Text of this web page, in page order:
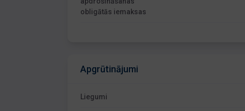
obligātās iemaksas
Apgrūtinājumi
Liegumi